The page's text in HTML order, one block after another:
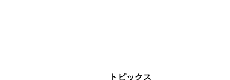
トピックス